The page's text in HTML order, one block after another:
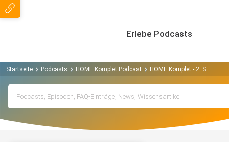
Erlebe Podcasts
Startseite Podcasts HOME Komplet Podcast HOME Komplet - 2.